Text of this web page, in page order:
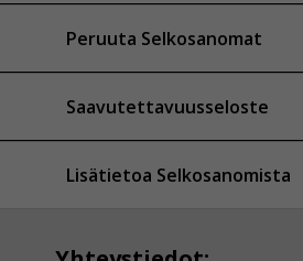
Peruuta Selkosanomat
Saavutettavuusseloste
Lisätietoa Selkosanomista